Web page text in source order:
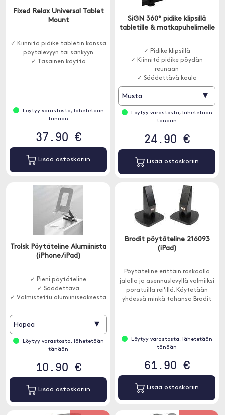
Fixed Relax Universal Tablet
Mount
✓ Kiinnitä pidike tabletin kanssa
pöytälevyyn tai sänkyyn
✓ Tasainen käyttö
Löytyy varastosta, lähetetään
tänään
37.90 €
Lisää ostoskoriin
SiGN 360° pidike klipsillä
tabletille & matkapuhelimelle
✓ Pidike klipsillä
✓ Kiinnitä pidike pöydän
reunaan
✓ Säädettävä kaula
Musta ▾
Löytyy varastosta, lähetetään
tänään
24.90 €
Lisää ostoskoriin
Trolsk Pöytäteline Alumiinista
(iPhone/iPad)
✓ Pieni pöytäteline
✓ Säädettävä
✓ Valmistettu alumiiniseoksesta
Hopea ▾
Löytyy varastosta, lähetetään
tänään
10.90 €
Lisää ostoskoriin
Brodit pöytäteline 216093
(iPad)
Pöytäteline erittäin raskaalla
jalalla ja asennuslevyllä valmiiksi
poratuilla rei'illä. Käytetään
yhdessä minkä tahansa Brodit
Löytyy varastosta, lähetetään
tänään
61.90 €
Lisää ostoskoriin